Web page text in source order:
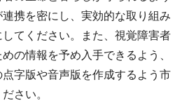
携を密にし、実効的な取り組み
てください。また、視覚障害者
の情報を予め入手できるよう、
字版や音声版を作成するよう市
さい。